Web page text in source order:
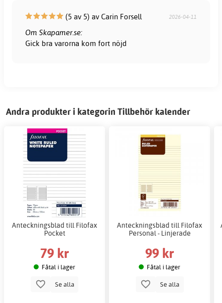
(5 av 5) av Carin Forsell 2026-04-11
Om Skapamer.se:
Gick bra varorna kom fort nöjd
Andra produkter i kategorin Tillbehör kalender
Anteckningsblad till Filofax
Pocket
79 kr
Fåtal i lager
Se alla
Anteckningsblad till Filofax
Personal - Linjerade
99 kr
Fåtal i lager
Se alla